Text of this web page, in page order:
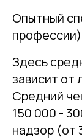
Опытный
Здесь
зависит от
Средний
150 000 -
надзор (от